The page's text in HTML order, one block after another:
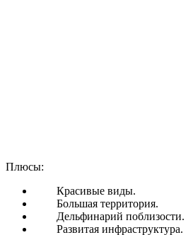
Плюсы:
Красивые виды.
Большая территория.
Дельфинарий поблизости.
Развитая инфраструктура.